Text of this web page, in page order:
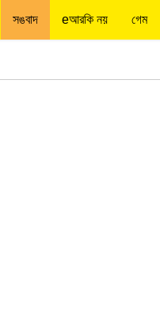
সঙবাদ eআরকি নয় গেম